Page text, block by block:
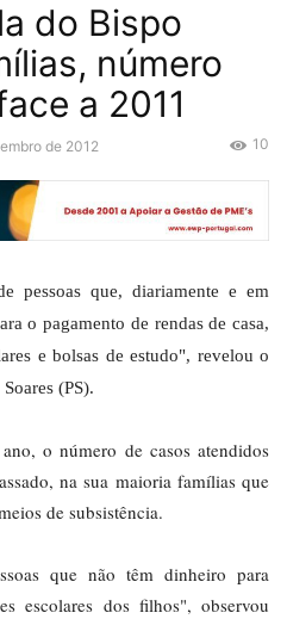
do Bispo
número
a 2011
de 2012 10
pessoas que, diariamente e em
o pagamento de rendas de casa,
e bolsas de estudo", revelou o
(PS).
o número de casos atendidos
na sua maioria famílias que
de subsistência.
que não têm dinheiro para
escolares dos filhos", observou